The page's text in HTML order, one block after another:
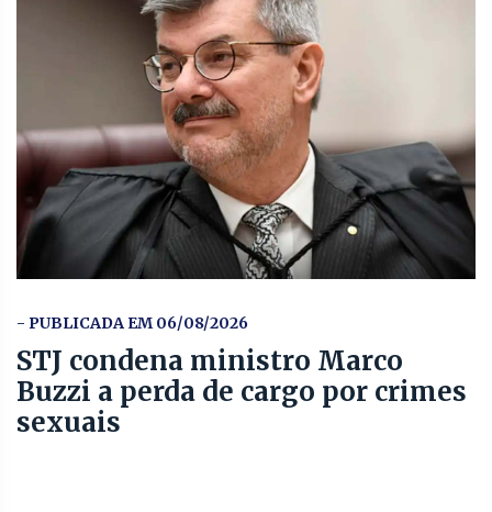
- PUBLICADA EM 06/08/2026
STJ condena ministro Marco
Buzzi a perda de cargo por crimes
sexuais